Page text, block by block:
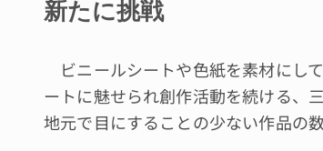
新たに挑戦
ビニールシートや色紙を素材にし
ートに魅せられ創作活動を続ける、
地元で目にすることの少ない作品の